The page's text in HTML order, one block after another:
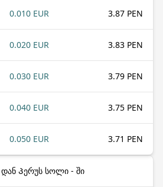
0.010 EUR 3.87 PEN
0.020 EUR 3.83 PEN
0.030 EUR 3.79 PEN
0.040 EUR 3.75 PEN
0.050 EUR 3.71 PEN
Პერუს სოლი - ში